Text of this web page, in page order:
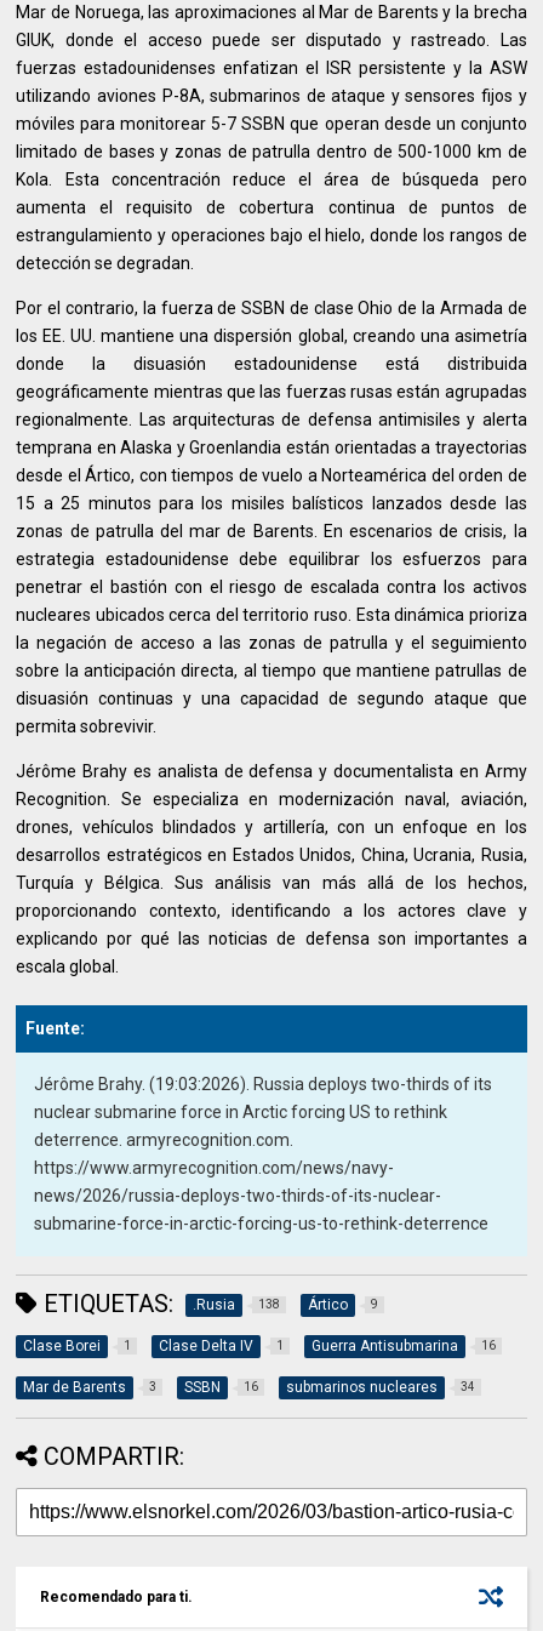
Mar de Noruega, las aproximaciones al Mar de Barents y la brecha
GIUK, donde el acceso puede ser disputado y rastreado. Las
fuerzas estadounidenses enfatizan el ISR persistente y la ASW
utilizando aviones P-8A, submarinos de ataque y sensores fijos y
móviles para monitorear 5-7 SSBN que operan desde un conjunto
limitado de bases y zonas de patrulla dentro de 500-1000 km de
Kola. Esta concentración reduce el área de búsqueda pero
aumenta el requisito de cobertura continua de puntos de
estrangulamiento y operaciones bajo el hielo, donde los rangos de
detección se degradan.
Por el contrario, la fuerza de SSBN de clase Ohio de la Armada de
los EE. UU. mantiene una dispersión global, creando una asimetría
donde la disuasión estadounidense está distribuida
geográficamente mientras que las fuerzas rusas están agrupadas
regionalmente. Las arquitecturas de defensa antimisiles y alerta
temprana en Alaska y Groenlandia están orientadas a trayectorias
desde el Ártico, con tiempos de vuelo a Norteamérica del orden de
15 a 25 minutos para los misiles balísticos lanzados desde las
zonas de patrulla del mar de Barents. En escenarios de crisis, la
estrategia estadounidense debe equilibrar los esfuerzos para
penetrar el bastión con el riesgo de escalada contra los activos
nucleares ubicados cerca del territorio ruso. Esta dinámica prioriza
la negación de acceso a las zonas de patrulla y el seguimiento
sobre la anticipación directa, al tiempo que mantiene patrullas de
disuasión continuas y una capacidad de segundo ataque que
permita sobrevivir.
Jérôme Brahy es analista de defensa y documentalista en Army
Recognition. Se especializa en modernización naval, aviación,
drones, vehículos blindados y artillería, con un enfoque en los
desarrollos estratégicos en Estados Unidos, China, Ucrania, Rusia,
Turquía y Bélgica. Sus análisis van más allá de los hechos,
proporcionando contexto, identificando a los actores clave y
explicando por qué las noticias de defensa son importantes a
escala global.
Fuente:
Jérôme Brahy. (19:03:2026). Russia deploys two-thirds of its
nuclear submarine force in Arctic forcing US to rethink
deterrence. armyrecognition.com.
https://www.armyrecognition.com/news/navy-
news/2026/russia-deploys-two-thirds-of-its-nuclear-
submarine-force-in-arctic-forcing-us-to-rethink-deterrence
ETIQUETAS: .Rusia 138 Ártico 9
Clase Borei 1 Clase Delta IV 1 Guerra Antisubmarina 16
Mar de Barents 3 SSBN 16 submarinos nucleares 34
COMPARTIR:
Recomendado para ti.